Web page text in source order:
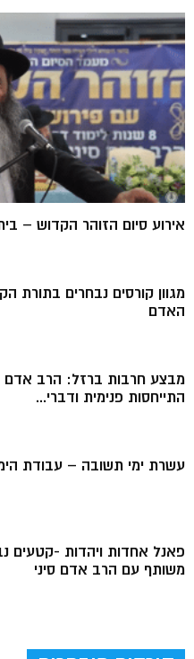
אירוע סיום הזוהר הקדוש –
מגוון קורסים נבחרים בתורת
האדם
מבצע חרבות ברזל: הרב אדם
התייחסות פנימית ודברי...
עשרת ימי תשובה – עבודת
פאנל אחדות ויהדות -קטעים
משותף עם הרב אדם סיני